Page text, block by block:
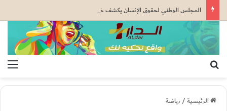
الرئيسية/رياضة